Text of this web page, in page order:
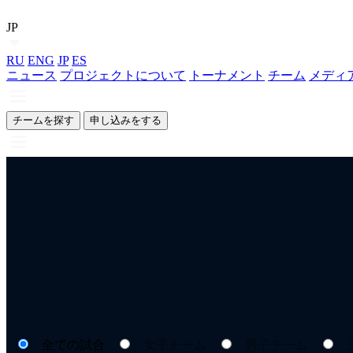
JP
RU ENG JP ES
ニュース プロジェクトについて トーナメント チーム メディ
チームを探す 申し込みをする
全ての試合